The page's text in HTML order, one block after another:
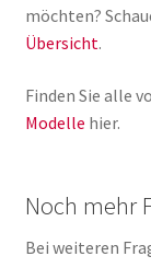
möchten?
Übersicht.
Finden Sie alle
Modelle hier.
Noch mehr
Bei weiteren